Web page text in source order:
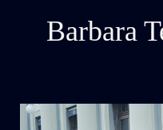
Barbara